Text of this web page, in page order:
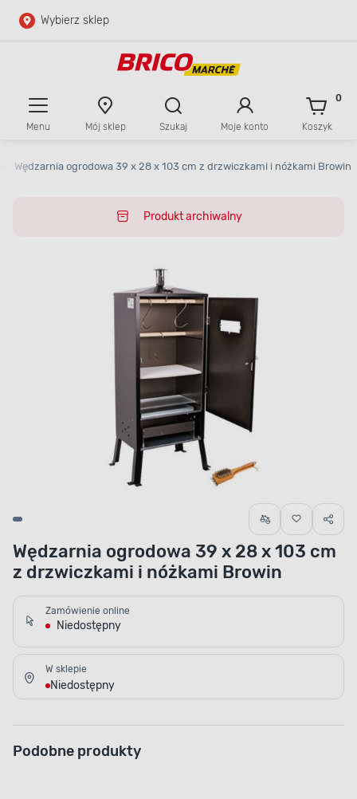
Przejdź do głównej zawartości
Wybierz sklep
Menu Mój sklep Szukaj Moje konto Koszyk
0
Wędzarnia ogrodowa 39 x 28 x 103 cm z drzwiczkami i nóżkami Browin
Produkt archiwalny
Wędzarnia ogrodowa 39 x 28 x 103 cm
z drzwiczkami i nóżkami Browin
Zamówienie online
Niedostępny
W sklepie
Niedostępny
Podobne produkty